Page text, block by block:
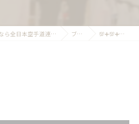
大阪府淀川区の空手なら全日本空手道連盟糸東会 千政館 ブログ 💯➕💯➕💯➕💯➕